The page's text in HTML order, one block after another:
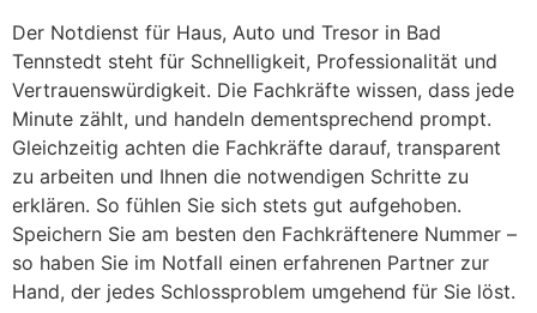
Der Notdienst für Haus, Auto und Tresor in Bad
Tennstedt steht für Schnelligkeit, Professionalität und
Vertrauenswürdigkeit. Die Fachkräfte wissen, dass jede
Minute zählt, und handeln dementsprechend prompt.
Gleichzeitig achten die Fachkräfte darauf, transparent
zu arbeiten und Ihnen die notwendigen Schritte zu
erklären. So fühlen Sie sich stets gut aufgehoben.
Speichern Sie am besten den Fachkräftenere Nummer –
so haben Sie im Notfall einen erfahrenen Partner zur
Hand, der jedes Schlossproblem umgehend für Sie löst.